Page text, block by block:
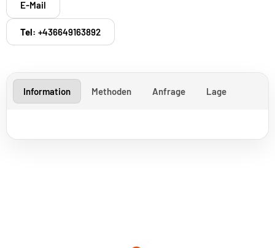
E-Mail
Tel: +436649163892
Information Methoden Anfrage Lage